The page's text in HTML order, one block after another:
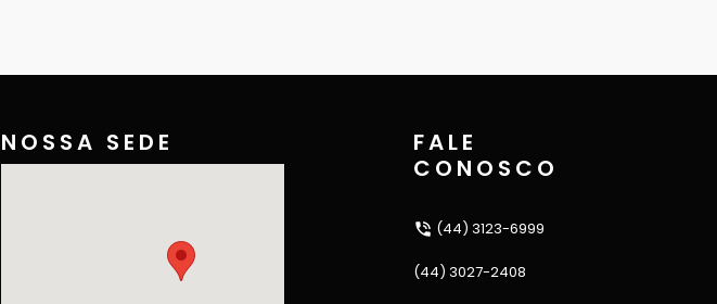
NOSSA SEDE
FALE
CONOSCO
(44) 3123-6999
(44) 3027-2408